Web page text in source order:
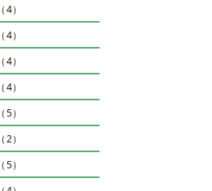
）
）
）
）
）
）
）